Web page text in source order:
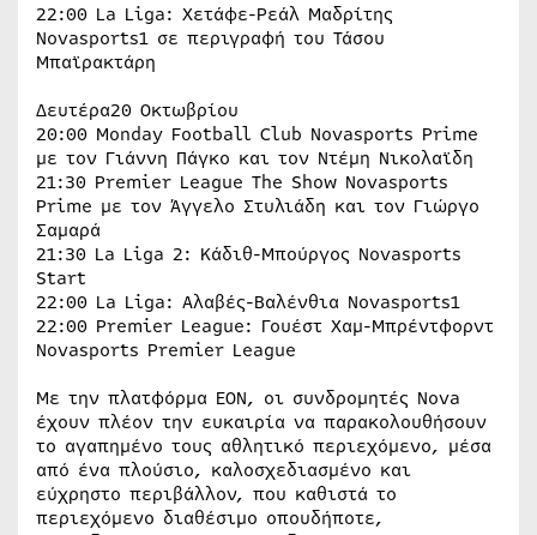
22:00 La Liga: Χετάφε-Ρεάλ Μαδρίτης
Novasports1 σε περιγραφή του Τάσου
Μπαϊρακτάρη
Δευτέρα20 Οκτωβρίου
20:00 Monday Football Club Novasports Prime
με τον Γιάννη Πάγκο και τον Ντέμη Νικολαϊδη
21:30 Premier League The Show Novasports
Prime με τον Άγγελο Στυλιάδη και τον Γιώργο
Σαμαρά
21:30 La Liga 2: Κάδιθ-Μπούργος Novasports
Start
22:00 La Liga: Αλαβές-Βαλένθια Novasports1
22:00 Premier League: Γουέστ Χαμ-Μπρέντφορντ
Novasports Premier League
Με την πλατφόρμα EON, οι συνδρομητές Nova
έχουν πλέον την ευκαιρία να παρακολουθήσουν
το αγαπημένο τους αθλητικό περιεχόμενο, μέσα
από ένα πλούσιο, καλοσχεδιασμένο και
εύχρηστο περιβάλλον, που καθιστά το
περιεχόμενο διαθέσιμο οπουδήποτε,